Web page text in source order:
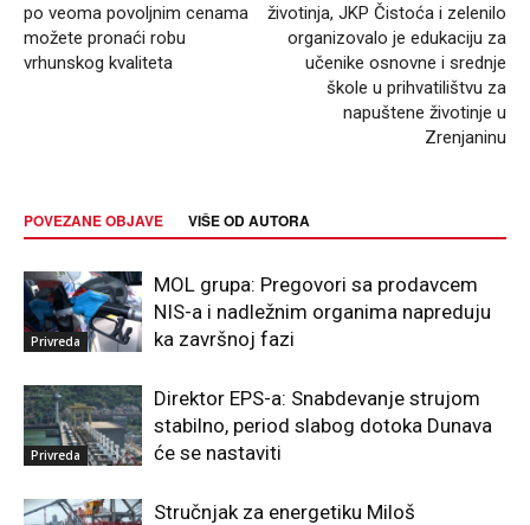
po veoma povoljnim cenama
možete pronaći robu
vrhunskog kvaliteta
životinja, JKP Čistoća i zelenilo
organizovalo je edukaciju za
učenike osnovne i srednje
škole u prihvatilištvu za
napuštene životinje u
Zrenjaninu
POVEZANE OBJAVE VIŠE OD AUTORA
Privreda
MOL grupa: Pregovori sa prodavcem
NIS-a i nadležnim organima napreduju
ka završnoj fazi
Privreda
Direktor EPS-a: Snabdevanje strujom
stabilno, period slabog dotoka Dunava
će se nastaviti
Stručnjak za energetiku Miloš